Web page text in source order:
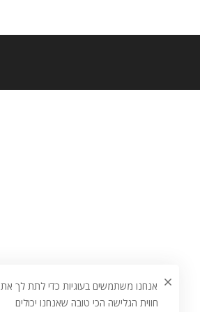
אנחנו משתמשים בעוגיות כדי לתת לך את
חווית הגלישה הכי טובה שאנחנו יכולים